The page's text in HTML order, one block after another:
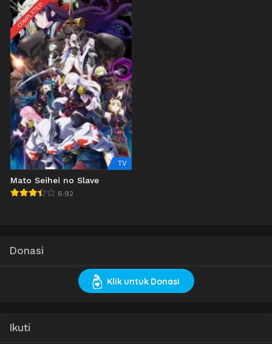
COMPLETED
TV
Mato Seihei no Slave
6.92
Donasi
Klik untuk Donasi
Ikuti